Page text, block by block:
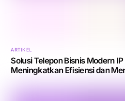
ARTIKEL
Solusi Telepon Bisnis Modern
Meningkatkan Efisiensi dan